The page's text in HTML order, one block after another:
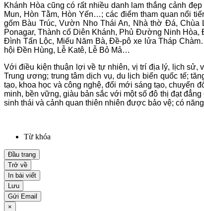
Khánh Hòa cũng có rất nhiều danh lam thắng cảnh
Mun, Hòn Tằm, Hòn Yến…; các điểm tham quan nổi
gốm Bàu Trúc, Vườn Nho Thái An, Nhà thờ Đá,
Ponagar, Thành cổ Diên Khánh, Phủ Đường Ninh Hòa,
Đình Tấn Lộc, Miếu Năm Bà, Đề-pô xe lửa Tháp
hội Đền Hùng, Lễ Katê, Lễ Bỏ Mả…
Với điều kiện thuận lợi về tự nhiên, vị trí địa lý, lịch sử,
Trung ương; trung tâm dịch vụ, du lịch biển quốc tế;
tạo, khoa học và công nghệ, đổi mới sáng tạo, chuyển
minh, bền vững, giàu bản sắc với một số đô thị đạt
sinh thái và cảnh quan thiên nhiên được bảo vệ; có
Từ khóa
Đầu trang
Trở về
In bài viết
Lưu
Gửi Email
×